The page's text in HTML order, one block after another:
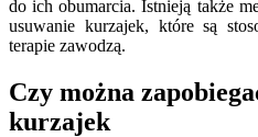
do ich obumarcia. Istnieją także
usuwanie kurzajek, które są
terapie zawodzą.
Czy można
kurzajek